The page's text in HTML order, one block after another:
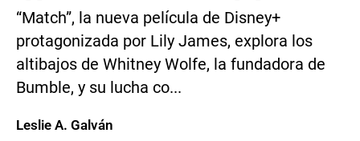
“Match”, la nueva película de Disney+
protagonizada por Lily James, explora los
altibajos de Whitney Wolfe, la fundadora de
Bumble, y su lucha co...
Leslie A. Galván